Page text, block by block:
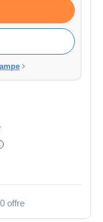
0 offre